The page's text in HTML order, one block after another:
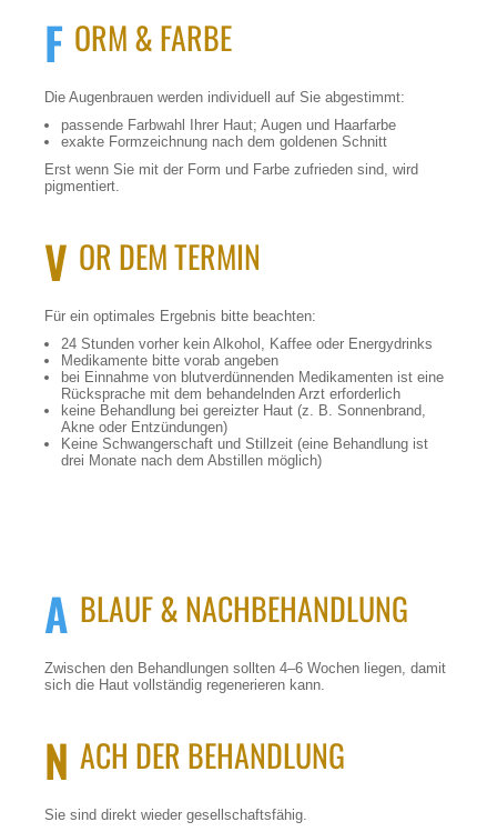
F ORM & FARBE
Die Augenbrauen werden individuell auf Sie abgestimmt:
passende Farbwahl Ihrer Haut; Augen und Haarfarbe
exakte Formzeichnung nach dem goldenen Schnitt
Erst wenn Sie mit der Form und Farbe zufrieden sind, wird
pigmentiert.
V OR DEM TERMIN
Für ein optimales Ergebnis bitte beachten:
24 Stunden vorher kein Alkohol, Kaffee oder Energydrinks
Medikamente bitte vorab angeben
bei Einnahme von blutverdünnenden Medikamenten ist eine
Rücksprache mit dem behandelnden Arzt erforderlich
keine Behandlung bei gereizter Haut (z. B. Sonnenbrand,
Akne oder Entzündungen)
Keine Schwangerschaft und Stillzeit (eine Behandlung ist
drei Monate nach dem Abstillen möglich)
A BLAUF & NACHBEHANDLUNG
Zwischen den Behandlungen sollten 4–6 Wochen liegen, damit
sich die Haut vollständig regenerieren kann.
N ACH DER BEHANDLUNG
Sie sind direkt wieder gesellschaftsfähig.